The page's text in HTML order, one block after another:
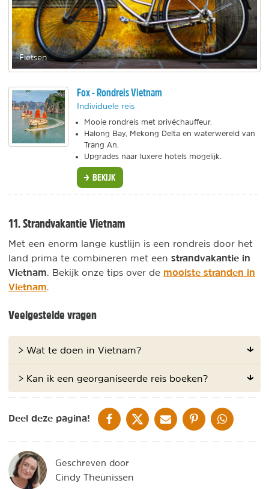
Fietsen
Fox - Rondreis Vietnam
Individuele reis
Mooie rondreis met privéchauffeur.
Halong Bay, Mekong Delta en waterwereld van
Trang An.
Upgrades naar luxere hotels mogelijk.
BEKIJK
11. Strandvakantie Vietnam
Met een enorm lange kustlijn is een rondreis door het
land prima te combineren met een strandvakantie in
Vietnam . Bekijk onze tips over de mooiste stranden in
Vietnam
Veelgestelde vragen
> Wat te doen in Vietnam?
> Kan ik een georganiseerde reis boeken?
Deel deze pagina! DELEN OP FACEBOOK
DELEN OP XDELEN VIA DE MAIL
DELEN OP PINTEREST
DELEN OP
Geschreven door
Cindy Theunissen